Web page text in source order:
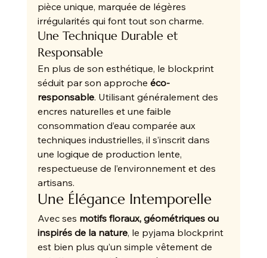
pièce unique, marquée de légères
irrégularités qui font tout son charme.
Une Technique Durable et
Responsable
En plus de son esthétique, le blockprint
séduit par son approche éco-
responsable. Utilisant généralement des
encres naturelles et une faible
consommation d’eau comparée aux
techniques industrielles, il s’inscrit dans
une logique de production lente,
respectueuse de l’environnement et des
artisans.
Une Élégance Intemporelle
Avec ses motifs floraux, géométriques ou
inspirés de la nature, le pyjama blockprint
est bien plus qu’un simple vêtement de